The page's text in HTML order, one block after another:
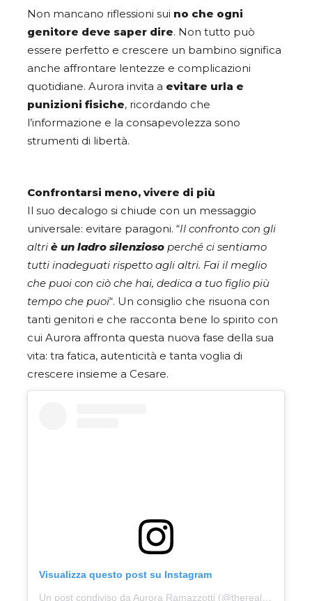
Non mancano riflessioni sui no che ogni
genitore deve saper dire. Non tutto può
essere perfetto e crescere un bambino significa
anche affrontare lentezze e complicazioni
quotidiane. Aurora invita a evitare urla e
punizioni fisiche, ricordando che
l’informazione e la consapevolezza sono
strumenti di libertà.
Confrontarsi meno, vivere di più
Il suo decalogo si chiude con un messaggio
universale: evitare paragoni. “Il confronto con gli
altri è un ladro silenzioso perché ci sentiamo
tutti inadeguati rispetto agli altri. Fai il meglio
che puoi con ciò che hai, dedica a tuo figlio più
tempo che puoi“. Un consiglio che risuona con
tanti genitori e che racconta bene lo spirito con
cui Aurora affronta questa nuova fase della sua
vita: tra fatica, autenticità e tanta voglia di
crescere insieme a Cesare.
Visualizza questo post su Instagram